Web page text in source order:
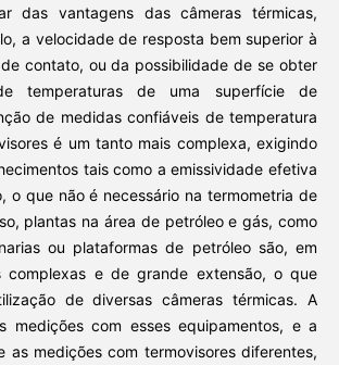
das vantagens das câmeras térmicas,
a velocidade de resposta bem superior à
contato, ou da possibilidade de se obter
temperaturas de uma superfície de
de medidas confiáveis de temperatura
é um tanto mais complexa, exigindo
tais como a emissividade efetiva
o que não é necessário na termometria de
plantas na área de petróleo e gás, como
ou plataformas de petróleo são, em
complexas e de grande extensão, o que
de diversas câmeras térmicas. A
medições com esses equipamentos, e a
as medições com termovisores diferentes,